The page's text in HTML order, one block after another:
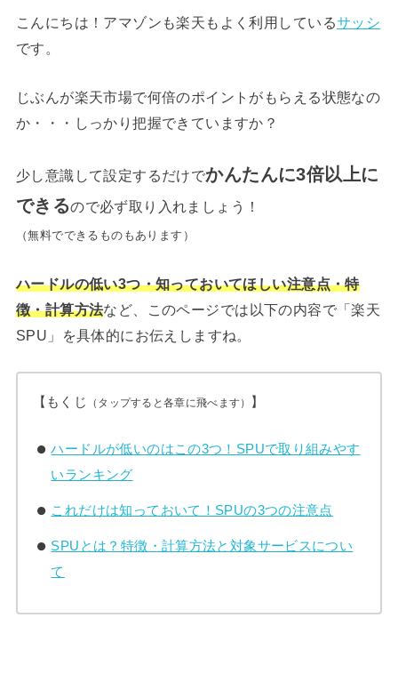
こんにちは！アマゾンも楽天もよく利用しているサッシ
です。
じぶんが楽天市場で何倍のポイントがもらえる状態なの
か・・・しっかり把握できていますか？
少し意識して設定するだけでかんたんに3倍以上に
できるので必ず取り入れましょう！
（無料でできるものもあります）
ハードルの低い3つ・知っておいてほしい注意点・特
徴・計算方法など、このページでは以下の内容で「楽天
SPU」を具体的にお伝えしますね。
【もくじ （タップすると各章に飛べます） 】
ハードルが低いのはこの3つ！SPUで取り組みやす
いランキング
これだけは知っておいて！SPUの3つの注意点
SPUとは？特徴・計算方法と対象サービスについ
て